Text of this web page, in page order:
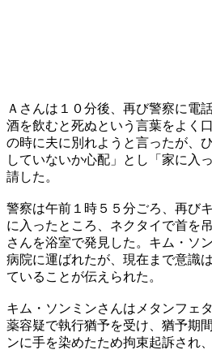
Ａさんは１０分後、再び警察に電
酒を飲むと死ぬという言葉をよく
の時に夫に別れようと言ったが、
していないか心配」とし「家に入
請した。
警察は午前１時５５分ごろ、再び
に入ったところ、ネクタイで首を
さんを浴室で発見した。キム・ソ
病院に運ばれたが、現在まで意識
ていることが伝えられた。
キム・ソンミンさんはメタンフェ
薬容疑で執行猶予を受け、猶予期
ンに手を染めたため拘束起訴され